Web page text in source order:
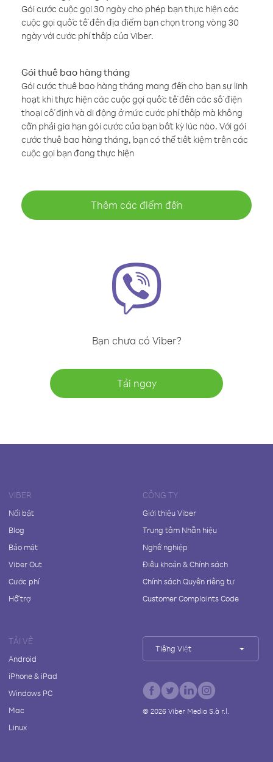
Gói cước cuộc gọi 30 ngày cho phép bạn thực hiện các
cuộc gọi quốc tế đến địa điểm bạn chọn trong vòng 30
ngày với cước phí thấp của Viber.
Gói thuê bao hàng tháng
Gói cước thuê bao hàng tháng mang đến cho bạn sự linh
hoạt khi thực hiện các cuộc gọi quốc tế đến các số điện
thoại cố định và di động ở mức cước phí thấp mà không
cần phải gia hạn gói cước của bạn bất kỳ lúc nào. Với gói
cước thuê bao hàng tháng, bạn có thể tiết kiệm trên các
cuộc gọi bạn đang thực hiện
Thêm các điểm đến
Bạn chưa có Viber?
Tải ngay
VIBER
Nổi bật
Blog
Bảo mật
Viber Out
Cước phí
Hỗ trợ
CÔNG TY
Giới thiệu Viber
Trung tâm Nhãn hiệu
Nghề nghiệp
Điều khoản & Chính sách
Chính sách Quyền riêng tư
Customer Complaints Code
TẢI VỀ
Android
iPhone & iPad
Windows PC
Mac
Linux
Tiếng Việt
© 2026Viber Media S.à r.l.